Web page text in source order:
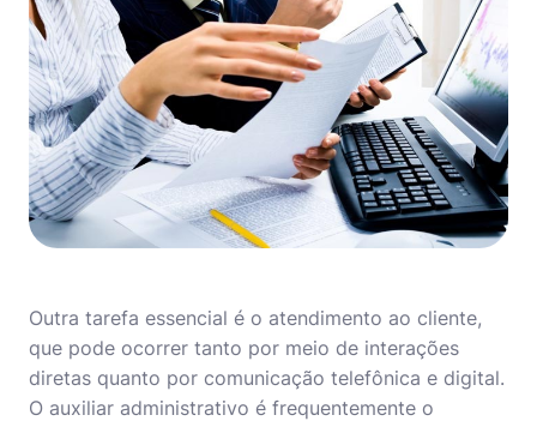
Outra tarefa essencial é o atendimento ao cliente,
que pode ocorrer tanto por meio de interações
diretas quanto por comunicação telefônica e digital.
O auxiliar administrativo é frequentemente o